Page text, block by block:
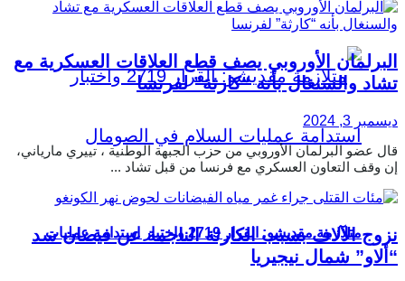
متلازمة مقديشو: القرار 2719 واختبار استدامة عمليات
البرلمان الأوروبي يصف قطع العلاقات العسكرية مع
تشاد والسنغال بأنه “كارثة” لفرنسا
ديسمبر 3, 2024
قال عضو البرلمان الأوروبي من حزب الجبهة الوطنية ، تييري مارياني،
إن وقف التعاون العسكري مع فرنسا من قبل تشاد ...
نزوج الآلاف بسبب الكارثة الناجمة عن فيضان سد
“ألاو” شمال نيجيريا